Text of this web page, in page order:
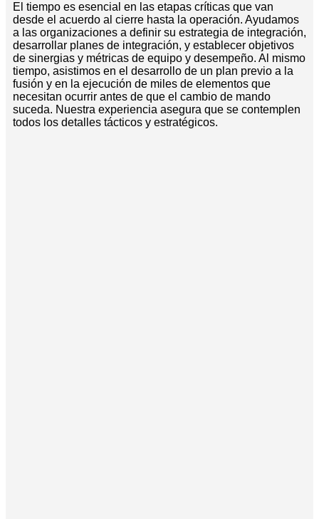
El tiempo es esencial en las etapas críticas que van
desde el acuerdo al cierre hasta la operación. Ayudamos
a las organizaciones a definir su estrategia de integración,
desarrollar planes de integración, y establecer objetivos
de sinergias y métricas de equipo y desempeño. Al mismo
tiempo, asistimos en el desarrollo de un plan previo a la
fusión y en la ejecución de miles de elementos que
necesitan ocurrir antes de que el cambio de mando
suceda. Nuestra experiencia asegura que se contemplen
todos los detalles tácticos y estratégicos.